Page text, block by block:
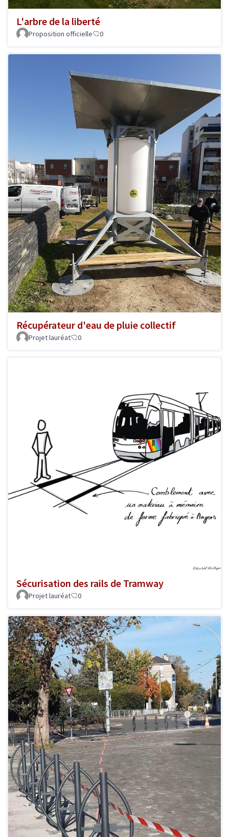
L'arbre de la liberté
Proposition officielle 0
Récupérateur d'eau de pluie collectif
Projet lauréat 0
Sécurisation des rails de Tramway
Projet lauréat 0